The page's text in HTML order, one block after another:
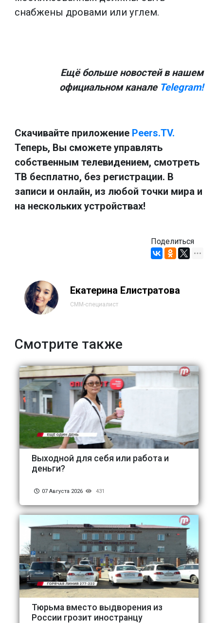
снабжены дровами или углем.
Ещё больше новостей в нашем
официальном канале Telegram!
Скачивайте приложение Peers.TV.
Теперь, Вы сможете управлять
собственным телевидением, смотреть
ТВ бесплатно, без регистрации. В
записи и онлайн, из любой точки мира и
на нескольких устройствах!
Поделиться
Екатерина Елистратова
СММ-специалист
Смотрите также
Выходной для себя или работа и
деньги?
07 Августа 2026 431
Тюрьма вместо выдворения из
России грозит иностранцу